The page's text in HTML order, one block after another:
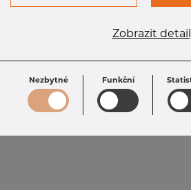
Zobrazit
Nezbytné Funkční